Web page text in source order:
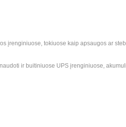
įrenginiuose, tokiuose kaip apsaugos ar
ir buitiniuose UPS įrenginiuose,